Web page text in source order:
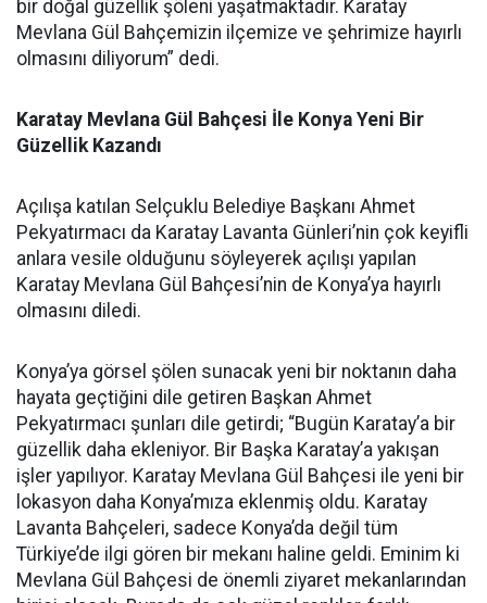
bir doğal güzellik şöleni yaşatmaktadır. Karatay
Mevlana Gül Bahçemizin ilçemize ve şehrimize hayırlı
olmasını diliyorum” dedi.
Karatay Mevlana Gül Bahçesi İle Konya Yeni Bir
Güzellik Kazandı
Açılışa katılan Selçuklu Belediye Başkanı Ahmet
Pekyatırmacı da Karatay Lavanta Günleri’nin çok keyifli
anlara vesile olduğunu söyleyerek açılışı yapılan
Karatay Mevlana Gül Bahçesi’nin de Konya’ya hayırlı
olmasını diledi.
Konya’ya görsel şölen sunacak yeni bir noktanın daha
hayata geçtiğini dile getiren Başkan Ahmet
Pekyatırmacı şunları dile getirdi; “Bugün Karatay’a bir
güzellik daha ekleniyor. Bir Başka Karatay’a yakışan
işler yapılıyor. Karatay Mevlana Gül Bahçesi ile yeni bir
lokasyon daha Konya’mıza eklenmiş oldu. Karatay
Lavanta Bahçeleri, sadece Konya’da değil tüm
Türkiye’de ilgi gören bir mekanı haline geldi. Eminim ki
Mevlana Gül Bahçesi de önemli ziyaret mekanlarından